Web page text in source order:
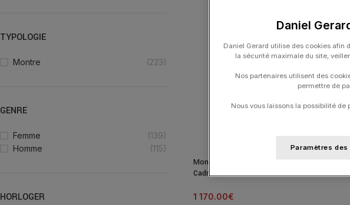
TYPOLOGIE
Montre (223)
GENRE
Femme
(139)
Homme
(115)
HORLOGER
Montre Mido Baroncelli Heritage 39mm
Cadran Blanc Bracelet Cuir Noir
1 170.00€
Daniel
Daniel Gerard utilise des cookies afin
la sécurité maximale du site,
Nos partenaires utilisent des
permettre de
Nous vous laissons la possibilité
Paramètres des